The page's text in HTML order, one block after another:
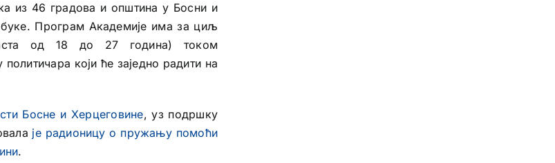
из 46 градова и општина у Босни и
Програм Академије има за циљ
од 18 до 27 година) током
који ће заједно радити на
Босне и Херцеговине, уз подршку
је радионицу о пружању помоћи
.